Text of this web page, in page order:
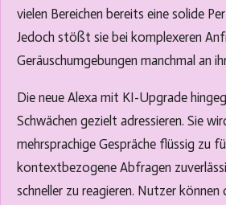
vielen Bereichen bereits eine solide
Jedoch stößt sie bei komplexeren
Geräuschumgebungen manchmal an
Die neue Alexa mit KI-Upgrade
Schwächen gezielt adressieren. Sie
mehrsprachige Gespräche flüssig zu
kontextbezogene Abfragen
schneller zu reagieren. Nutzer können